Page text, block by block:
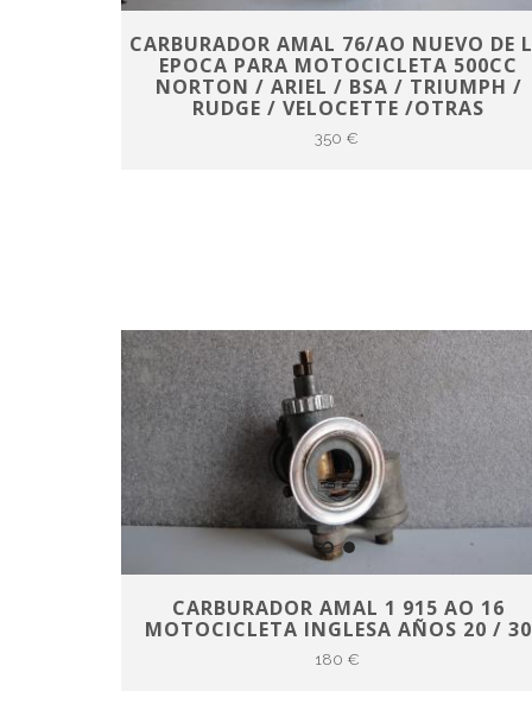
CARBURADOR AMAL 76/AO NUEVO DE
EPOCA PARA MOTOCICLETA 500CC
NORTON / ARIEL / BSA / TRIUMPH /
RUDGE / VELOCETTE /OTRAS
350 €
CARBURADOR AMAL 1 915 AO 16
MOTOCICLETA INGLESA AÑOS 20 / 30
180 €